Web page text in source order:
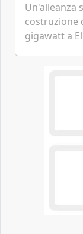
Un'alleanza
costruzione
gigawatt a